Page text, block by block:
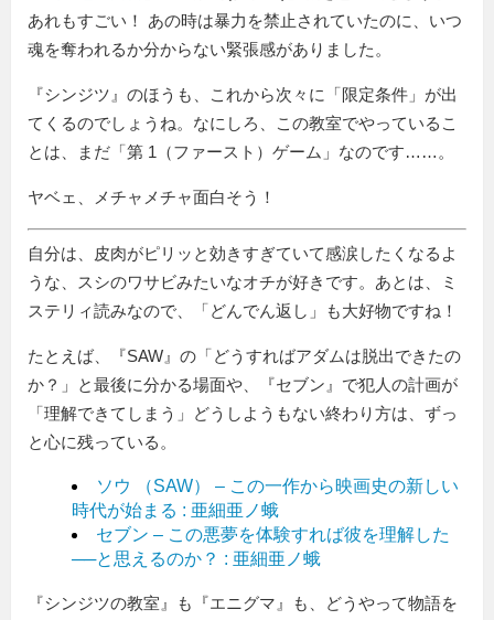
あれもすごい！ あの時は暴力を禁止されていたのに、いつ
魂を奪われるか分からない緊張感がありました。
『シンジツ』のほうも、これから次々に「限定条件」が出
てくるのでしょうね。なにしろ、この教室でやっているこ
とは、まだ
第 1（ファースト）ゲーム なのです……。
ヤベェ、メチャメチャ面白そう！
自分は、皮肉がピリッと効きすぎていて感涙したくなるよ
うな、スシのワサビみたいなオチが好きです。あとは、ミ
ステリィ読みなので、「どんでん返し」も大好物ですね！
たとえば、『SAW』の「どうすればアダムは脱出できたの
か？」と最後に分かる場面や、『セブン』で犯人の計画が
「理解できてしまう」どうしようもない終わり方は、ずっ
と心に残っている。
ソウ （SAW） – この一作から映画史の新しい
時代が始まる : 亜細亜ノ蛾
セブン – この悪夢を体験すれば彼を理解した
──と思えるのか？ : 亜細亜ノ蛾
『シンジツの教室』も『エニグマ』も、どうやって物語を